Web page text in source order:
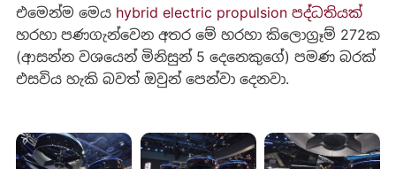
එමෙන්ම මෙය hybrid electric propulsion පද්ධතියක්
හරහා පණගැන්වෙන අතර මේ හරහා කිලොග්‍රෑම් 272ක
(ආසන්න වශයෙන් මිනිසුන් 5 දෙනෙකුගේ) පමණ බරක්
එසවිය හැකි බවත් ඔවුන් පෙන්වා දෙනවා.